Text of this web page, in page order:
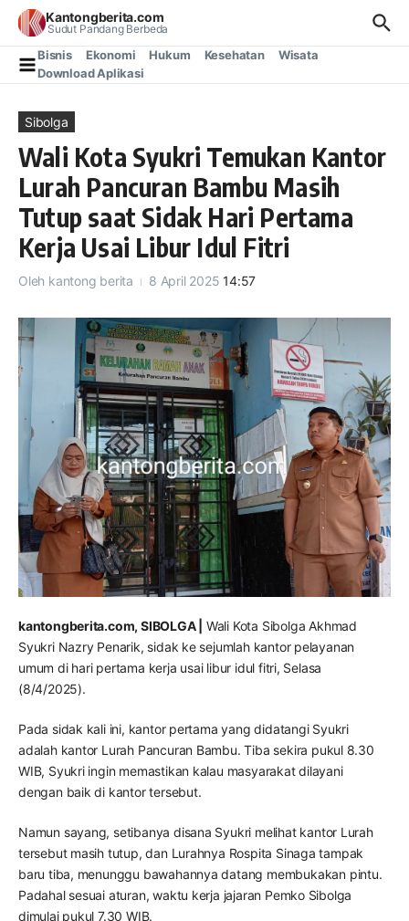
Lewati ke konten
Kantongberita.com
Sudut Pandang Berbeda
Bisnis Ekonomi Hukum Kesehatan
Wisata
Download Aplikasi
Sibolga
Wali Kota Syukri Temukan Kantor
Lurah Pancuran Bambu Masih
Tutup saat Sidak Hari Pertama
Kerja Usai Libur Idul Fitri
Oleh kantong berita 8 April 202514:57
kantongberita.com, SIBOLGA |
Wali Kota Sibolga Akhmad
Syukri Nazry Penarik, sidak ke sejumlah kantor pelayanan
umum di hari pertama kerja usai libur idul fitri, Selasa
(8/4/2025).
Pada sidak kali ini, kantor pertama yang didatangi Syukri
adalah kantor Lurah Pancuran Bambu. Tiba sekira pukul 8.30
WIB, Syukri ingin memastikan kalau masyarakat dilayani
dengan baik di kantor tersebut.
Namun sayang, setibanya disana Syukri melihat kantor Lurah
tersebut masih tutup, dan Lurahnya Rospita Sinaga tampak
baru tiba, menunggu bawahannya datang membukakan pintu.
Padahal sesuai aturan, waktu kerja jajaran Pemko Sibolga
dimulai pukul 7.30 WIB.